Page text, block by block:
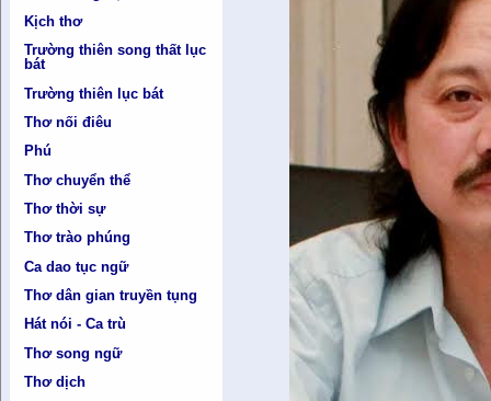
Kịch thơ
Trường thiên song thất lục
bát
Trường thiên lục bát
Thơ nối điêu
Phú
Thơ chuyển thể
Thơ thời sự
Thơ trào phúng
Ca dao tục ngữ
Thơ dân gian truyền tụng
Hát nói - Ca trù
Thơ song ngữ
Thơ dịch